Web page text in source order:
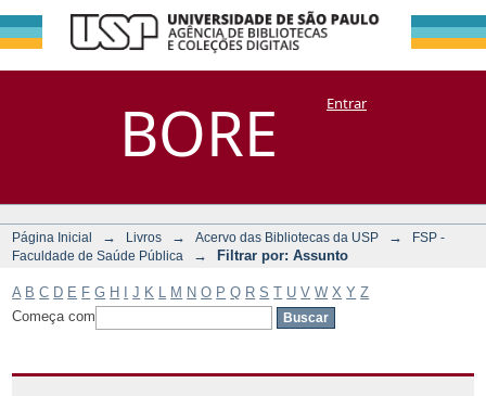
BORE
Filtrar por:
Assunto
DSpace/Manakin + CoriscoEntrar
Página Inicial → Livros → Acervo das Bibliotecas da USP →
FSP -
Faculdade de Saúde Pública
→ Filtrar por: Assunto
A B C D E F G H J K M N O P Q R S T U V W X Y Z
Começa com